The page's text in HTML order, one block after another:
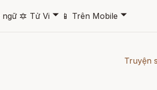
ngữ 🔯 Tử Vi 🞃 📱 Trên Mobile 🞃
Truyện